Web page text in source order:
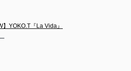
】YOKO.T『La Vida』